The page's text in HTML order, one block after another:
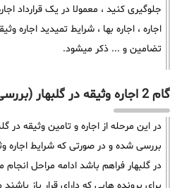
جلوگیری کنید ، معمولا در یک قرارداد
اجاره ، اجاره بها ، شرایط تمیدید اجاره
تضامین و ... ذکر میشود.
گام 2 اجاره وثیقه در گلبهار (بررسی پرونده)
در این مرحله از اجاره و تامین وثیقه در
بررسی شده و در صورتی که شرایط اجاره
در گلبهار فراهم باشد ادامه مراحل
برای پرونده هایی که دارای قرار باز